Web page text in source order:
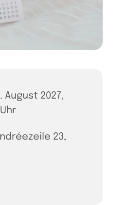
August 2027,
23,